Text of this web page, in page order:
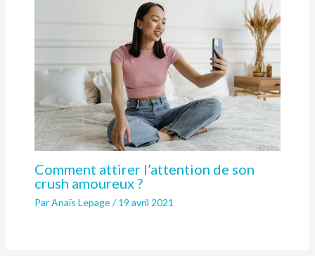
Comment attirer l’attention de son
crush amoureux ?
ParAnaïs Lepage/19 avril 2021